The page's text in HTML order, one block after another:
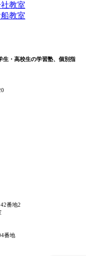
・高校生の学習塾、個別指
番地2
番地